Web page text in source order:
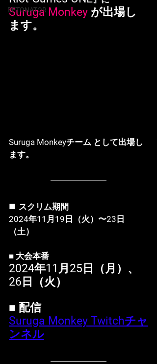
DETONATOR
Suruga Monkey が出場し
ます。
Suruga Monkeyチーム として出場し
ます。
■ スクリム期間
2024年11月19日（火）〜23日
（土）
■ 大会本番
2024年11月25日（月）、
26日（火）
■ 配信
Suruga Monkey Twitchチャ
ンネル